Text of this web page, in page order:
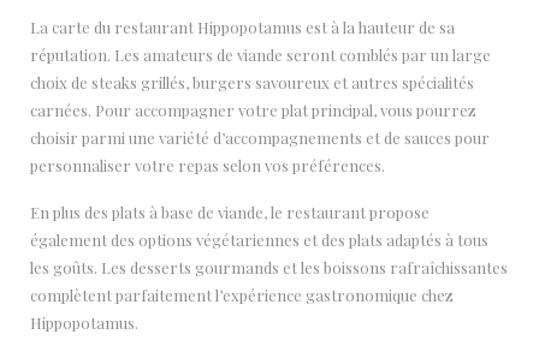
La carte du restaurant Hippopotamus est à la hauteur de sa
réputation. Les amateurs de viande seront comblés par un large
choix de steaks grillés, burgers savoureux et autres spécialités
carnées. Pour accompagner votre plat principal, vous pourrez
choisir parmi une variété d’accompagnements et de sauces pour
personnaliser votre repas selon vos préférences.
En plus des plats à base de viande, le restaurant propose
également des options végétariennes et des plats adaptés à tous
les goûts. Les desserts gourmands et les boissons rafraîchissantes
complètent parfaitement l’expérience gastronomique chez
Hippopotamus.